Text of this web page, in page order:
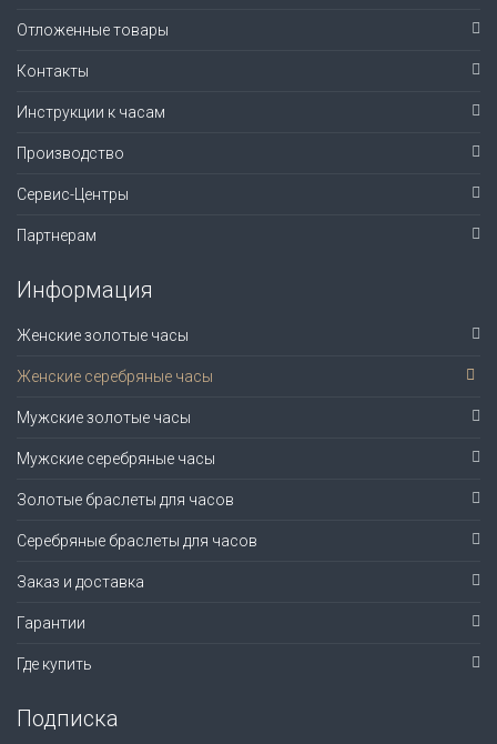
Отложенные товары
Контакты
Инструкции к часам
Производство
Сервис-Центры
Партнерам
Информация
Женские золотые часы
Женские серебряные часы
Мужские золотые часы
Мужские серебряные часы
Золотые браслеты для часов
Серебряные браслеты для часов
Заказ и доставка
Гарантии
Где купить
Подписка